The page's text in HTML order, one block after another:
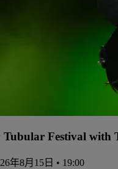
Festival with
年8月15日 • 19:00